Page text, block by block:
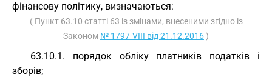
фінансову політику, визначаються:
( Пункт 63.10 статті 63 із змінами, внесеними згідно із
Законом № 1797-VIII від 21.12.2016)
63.10.1. порядок обліку платників податків і
зборів;